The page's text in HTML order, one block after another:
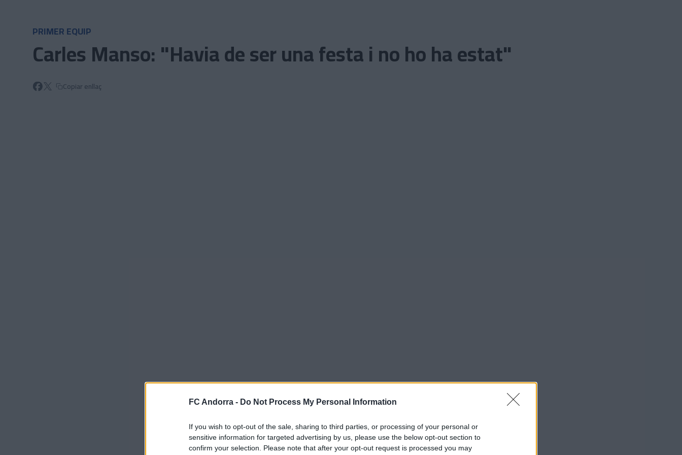
FC Andorra - Do Not Process My Personal Information
If you wish to opt-out of the sale, sharing to third parties, or processing of your personal or
sensitive information for targeted advertising by us, please use the below opt-out section to
confirm your selection. Please note that after your opt-out request is processed you may
PRIMER EQUIP
Carles Manso: "Havia de ser una festa i no ho ha estat"
Copiar enllaç